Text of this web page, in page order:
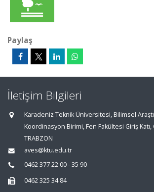
Paylaş
İletişim Bilgileri
Karadeniz Teknik Üniversitesi, Bilimsel
Koordinasyon Birimi, Fen Fakültesi Giriş
TRABZON
aves@ktu.edu.tr
0462 377 22 00 - 35 90
0462 325 34 84